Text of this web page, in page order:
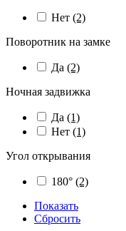
Нет (2)
Поворотник на замке
Да (2)
Ночная задвижка
Да (1)
Нет (1)
Угол открывания
180° (2)
Показать
Сбросить